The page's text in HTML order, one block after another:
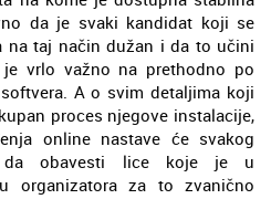
da je svaki kandidat koji se
na taj način dužan i da to učini
vrlo važno na prethodno po
A o svim detaljima koji
proces njegove instalacije,
online nastave će svakog
da obavesti lice koje je u
organizatora za to zvanično